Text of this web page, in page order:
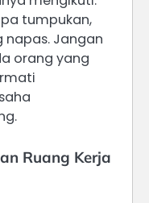
tumpukan,
napas. Jangan
orang yang
Ruang Kerja